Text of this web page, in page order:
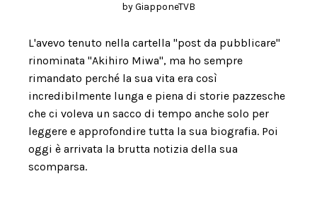
byGiapponeTVB
L'avevo tenuto nella cartella "post da pubblicare"
rinominata "Akihiro Miwa", ma ho sempre
rimandato perché la sua vita era così
incredibilmente lunga e piena di storie pazzesche
che ci voleva un sacco di tempo anche solo per
leggere e approfondire tutta la sua biografia. Poi
oggi è arrivata la brutta notizia della sua
scomparsa.